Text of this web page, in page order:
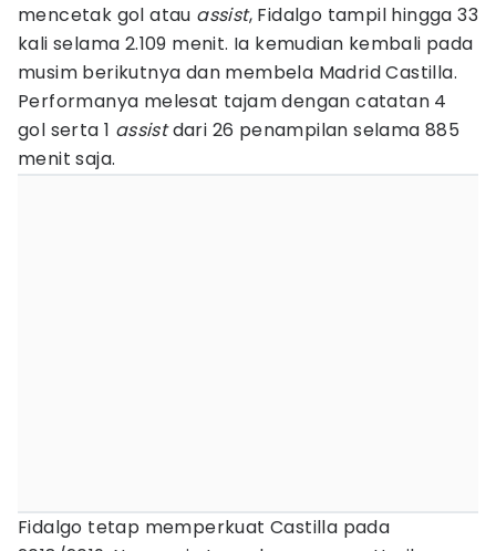
mencetak gol atau assist, Fidalgo tampil hingga 33
kali selama 2.109 menit. Ia kemudian kembali pada
musim berikutnya dan membela Madrid Castilla.
Performanya melesat tajam dengan catatan 4
gol serta 1 assistdari 26 penampilan selama 885
menit saja.
Fidalgo tetap memperkuat Castilla pada